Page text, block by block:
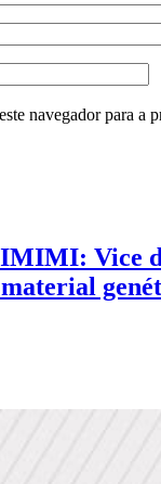
navegador para a
Vice